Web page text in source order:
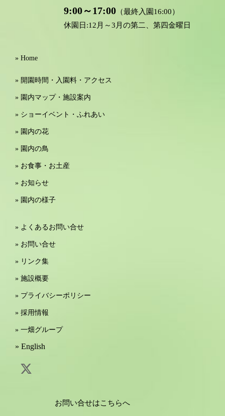
9:00～17:00 （最終入園16:00）
休園日:12月～3月の第二、第四金曜日
» Home
» 開園時間・入園料・アクセス
» 園内マップ・施設案内
» ショーイベント・ふれあい
» 園内の花
» 園内の鳥
» お食事・お土産
» お知らせ
» 園内の様子
» よくあるお問い合せ
» お問い合せ
» リンク集
» 施設概要
» プライバシーポリシー
» 採用情報
» 一畑グループ
» English
お問い合せはこちらへ